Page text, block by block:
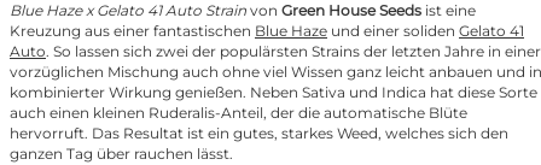
Blue Haze x Gelato 41 Auto Strain von Green House Seeds ist eine
Kreuzung aus einer fantastischen Blue Haze und einer soliden Gelato 41
Auto. So lassen sich zwei der populärsten Strains der letzten Jahre in einer
vorzüglichen Mischung auch ohne viel Wissen ganz leicht anbauen und in
kombinierter Wirkung genießen. Neben Sativa und Indica hat diese Sorte
auch einen kleinen Ruderalis-Anteil, der die automatische Blüte
hervorruft. Das Resultat ist ein gutes, starkes Weed, welches sich den
ganzen Tag über rauchen lässt.